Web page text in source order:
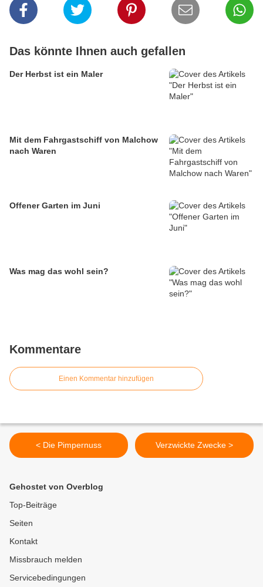
Das könnte Ihnen auch gefallen
Der Herbst ist ein Maler
Mit dem Fahrgastschiff von Malchow
nach Waren
Offener Garten im Juni
Was mag das wohl sein?
Kommentare
Einen Kommentar hinzufügen
< Die Pimpernuss Verzwickte Zwecke >
Gehostet von Overblog
Top-Beiträge
Seiten
Kontakt
Missbrauch melden
Servicebedingungen